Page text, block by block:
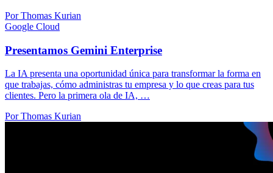
Por Thomas Kurian
Google Cloud
Presentamos Gemini Enterprise
La IA presenta una oportunidad única para transformar la forma en
que trabajas, cómo administras tu empresa y lo que creas para tus
clientes. Pero la primera ola de IA, …
Por Thomas Kurian